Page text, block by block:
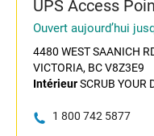
UPS Access
Ouvert aujourd’hui
4480 WEST SAANICH
VICTORIA, BC V8Z3E9
IntérieurSCRUB YOUR
1 800 742 5877